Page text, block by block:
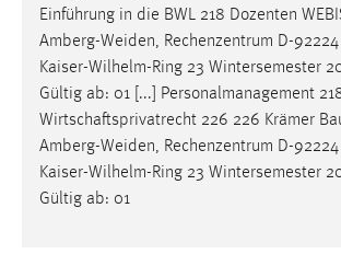
Einführung in die BWL 218 Dozenten
Amberg-Weiden, Rechenzentrum D-
Kaiser-Wilhelm-Ring 23 Wintersemester
Gültig ab: 01 [...] Personalmanagement
Wirtschaftsprivatrecht 226 226 Krämer
Amberg-Weiden, Rechenzentrum D-
Kaiser-Wilhelm-Ring 23 Wintersemester
Gültig ab: 01